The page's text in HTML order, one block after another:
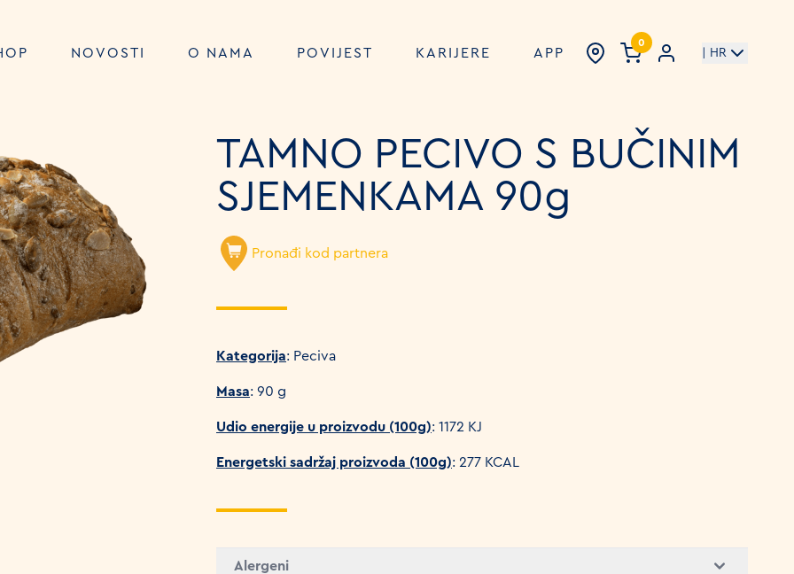
0
| HR
NOVOSTI O NAMA POVIJEST KARIJERE APP
TAMNO PECIVO S BUČINIM
SJEMENKAMA 90g
Pronađi kod partnera
Kategorija: Peciva
Masa: 90 g
Udio energije u proizvodu (100g): 1172 KJ
Energetski sadržaj proizvoda (100g): 277 KCAL
Alergeni